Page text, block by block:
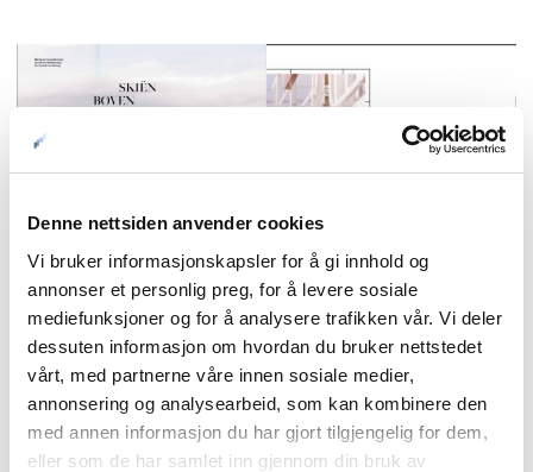
Denne nettsiden anvender cookies
Vi bruker informasjonskapsler for å gi innhold og
annonser et personlig preg, for å levere sosiale
mediefunksjoner og for å analysere trafikken vår. Vi deler
dessuten informasjon om hvordan du bruker nettstedet
vårt, med partnerne våre innen sosiale medier,
annonsering og analysearbeid, som kan kombinere den
med annen informasjon du har gjort tilgjengelig for dem,
eller som de har samlet inn gjennom din bruk av